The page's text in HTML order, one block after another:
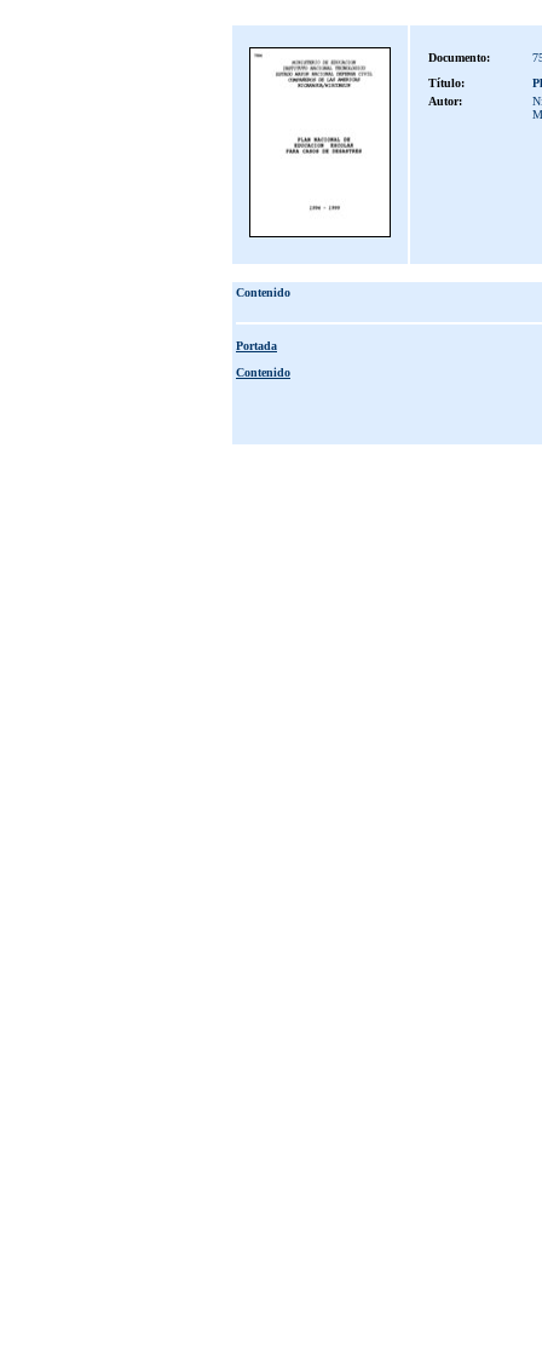
Documento:
Título:
Autor:
Contenido
Portada
Contenido